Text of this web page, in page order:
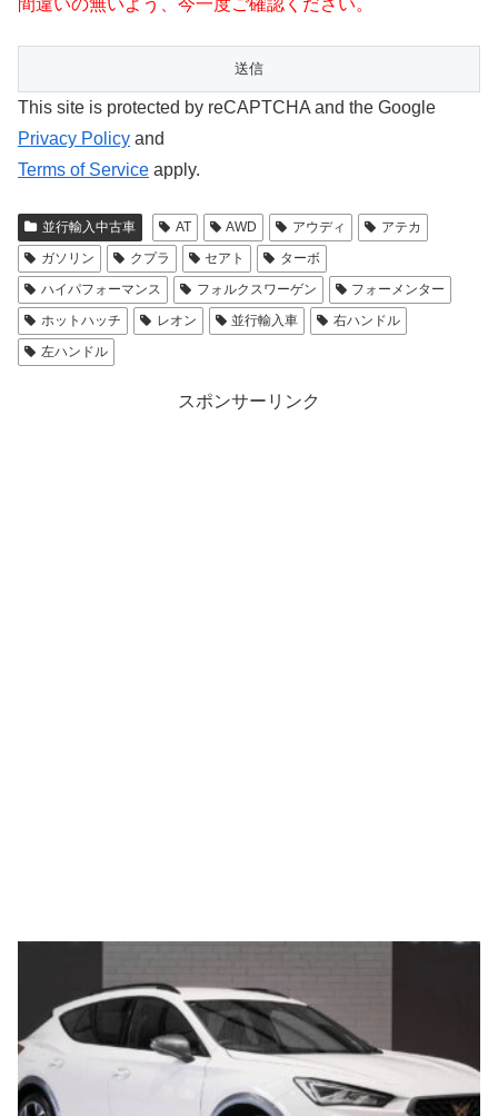
間違いの無いよう、今一度ご確認ください。
This site is protected by reCAPTCHA and the Google
Privacy Policy and
Terms of Service apply.
並行輸入中古車 AT AWD アウディ
アテカ
ガソリン
クプラ セアト
ターボ
ハイパフォーマンス
フォルクスワーゲン
フォーメンター
ホットハッチ
レオン 並行輸入車
右ハンドル
左ハンドル
スポンサーリンク